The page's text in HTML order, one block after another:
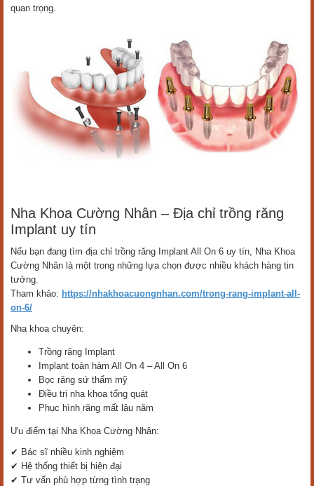
quan trọng.
Nha Khoa Cường Nhân – Địa chỉ trồng răng
Implant uy tín
Nếu bạn đang tìm địa chỉ trồng răng Implant All On 6 uy tín, Nha Khoa
Cường Nhân là một trong những lựa chọn được nhiều khách hàng tin
tưởng.
Tham khảo: https://nhakhoacuongnhan.com/trong-rang-implant-all-
on-6/
Nha khoa chuyên:
Trồng răng Implant
Implant toàn hàm All On 4 – All On 6
Bọc răng sứ thẩm mỹ
Điều trị nha khoa tổng quát
Phục hình răng mất lâu năm
Ưu điểm tại Nha Khoa Cường Nhân:
✔ Bác sĩ nhiều kinh nghiệm
✔ Hệ thống thiết bị hiện đại
✔ Tư vấn phù hợp từng tình trạng